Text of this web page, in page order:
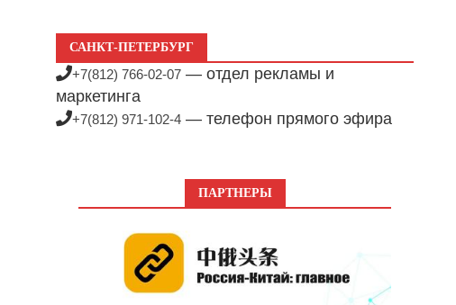
САНКТ-ПЕТЕРБУРГ
+7(812) 766-02-07 — отдел рекламы и
маркетинга
+7(812) 971-102-4 — телефон прямого эфира
ПАРТНЕРЫ